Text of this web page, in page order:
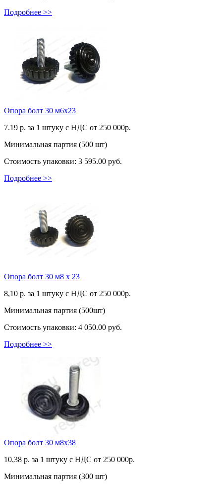
Подробнее >>
Опора болт 30 м6х23
7.19 р. за 1 штуку c НДС от 250 000р.
Минимальная партия (500 шт)
Стоимость упаковки: 3 595.00 руб.
Подробнее >>
Опора болт 30 м8 х 23
8,10 р. за 1 штуку c НДС от 250 000р.
Минимальная партия (500шт)
Стоимость упаковки: 4 050.00 руб.
Подробнее >>
Опора болт 30 м8х38
10,38 р. за 1 штуку c НДС от 250 000р.
Минимальная партия (300 шт)